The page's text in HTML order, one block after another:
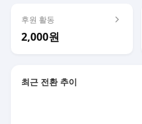
후원 활동
2,000원
최근 전환 추이